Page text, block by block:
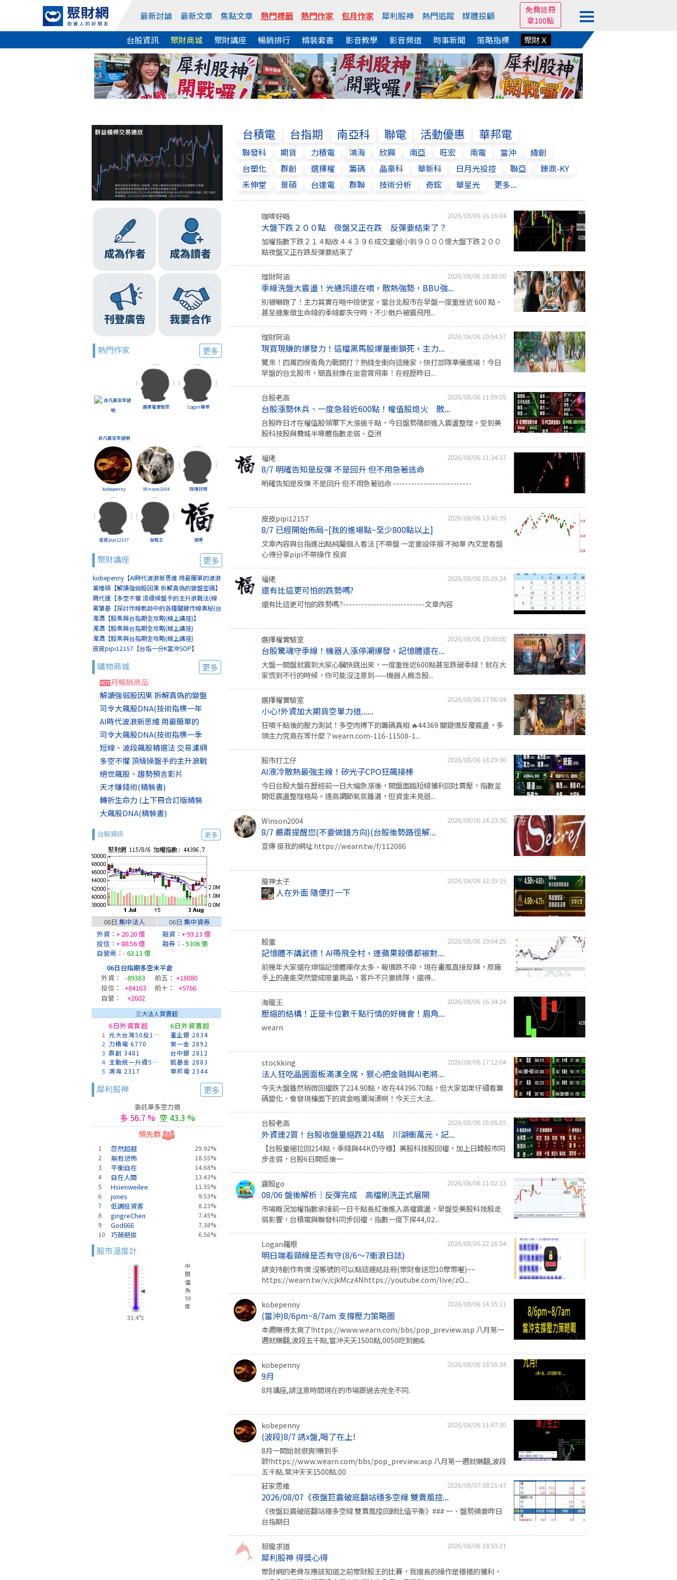
最新討論 最新文章 焦點文章 熱門標籤 熱門作家 包月作家 犀利股神 熱門追蹤 媒體投顧
免費註冊
拿100點
台股資訊 聚財商城 聚財講座 暢銷排行 精裝套書 影音教學 影音頻道 時事新聞 策略指標 聚財Ｘ
熱門作家 更多
非凡贏家李健明
選擇權實驗室 Logan羅根
kobepenny Winson2004 咖啡好喝
皮皮pipi12157 海龍王 福佬
聚財講座 更多
kobepenny【AI時代波浪新思維 用最簡單的波浪
賺最簡單的錢(線上講座)】
黃唯碩【解讀強弱股因果 拆解真偽的變盤密碼】
周代運【多空不懼 頂級操盤手的主升浪戰法(線
上講座)】
黃肇基【探討作線軌跡中的各種關鍵作線奧秘(台
北)】
濁酒【股票與台指期全攻略(線上講座)】
濁酒【股票與台指期全攻略(線上講座)
(8/2+8/9)】
濁酒【股票與台指期全攻略(線上講座)
(8/16+8/23)】
皮皮pipi12157【台指一分K當沖SOP】
購物商城 更多
月暢銷商品
解讀強弱股因果 拆解真偽的變盤
司令大飆股DNA(技術指標一年
AI時代波浪新思維 用最簡單的
司令大飆股DNA(技術指標一季
短線、波段飆股精選法 交易濾網
多空不懼 頂級操盤手的主升浪戰
絕世飆股、趨勢預言影片
天才賺錢術(精裝書)
轉折生命力 (上下冊合訂版精裝
大飆股DNA(精裝書)
台股資訊 更多
06日 集中法人
外資 ： + 20.20 億
投信 ： + 88.56 億
自營商 ： - 63.13 億
06日 集中資券
融資 ： + 93.13 億
融券 ： - 5306 張
06日台指期多空未平倉
外資：
-89383 前五： +18080
投信：
+84163 前十：
+5766
自營：
+2602
三大法人買賣超
1
2
3
4
5
6日外資買超
元大台灣50反1 00632R
力積電 6770
群創 3481
主動統一升級50 00403A
鴻海 2317
6日外資賣超
臺企銀 2834
第一金 2892
台中銀 2812
凱基金 2883
華邦電 2344
犀利股神 更多
委託單多空力道
多 56.7 % 空 43.3 %
領先群
1 忽然超越
29.92%
2
無有恐怖
18.55%
3
平衡自在
14.68%
4
自在人間
13.43%
5
Hsienweilee
11.55%
6
jones
9.53%
7
低調投資客
8.23%
8
gingreChen
7.45%
9
God666
7.38%
10
巧薇把拔 6.56%
股市溫度計
中
間
值
為
50
度
31.4°c
台積電 台指期 南亞科 聯電 活動優惠 華邦電
聯發科 期貨 力積電 鴻海 欣興 南亞 旺宏 南電 當沖
緯創
台塑化
群創 選擇權 籌碼 晶豪科 華新科 日月光投控 聯亞
臻鼎-KY
禾伸堂
景碩 台達電 群聯 技術分析 奇鋐 華星光 更多...
咖啡好喝 2026/08/06 16:16:04
大盤下跌２００點 夜盤又正在跌 反彈要結束了？
加權指數下跌２１４點收４４３９６成交量縮小到９０００億大盤下跌２００
點夜盤又正在跌反彈要結束了
理財阿涵 2026/08/06 18:30:00
季線洗盤大震盪！光通訊還在噴，散熱強勢，BBU強...
別被嚇跑了！主力其實在暗中撿便宜。當台北股市在早盤一度重挫近 600 點、
甚至連象徵生命線的季線都失守時，不少散戶被震飛甩...
理財阿涵 2026/08/06 10:54:57
現買現賺的爆發力！這檔黑馬股爆量衝鎖死，主力...
驚呆！四萬四保衛角力戰開打？熱錢全衝向這幾家，快打部隊準備進場！今日
早盤的台北股市，簡直就像在坐雲霄飛車！在經歷昨日...
台股老高 2026/08/06 11:09:05
台股漲勢休兵、一度急殺近600點！權值股熄火 散...
台股昨日才在權值股領軍下大漲逾千點，今日盤勢隨即進入震盪整理。受到美
股科技股與費城半導體指數走弱、亞洲
福佬 2026/08/06 11:34:37
8/7 明確告知是反彈 不是回升 但不用急著逃命
明確告知是反彈 不是回升 但不用急著逃命 --------------------------
皮皮pipi12157 2026/08/06 13:40:39
8/7 已經開始佈局~[我的進場點~至少800點以上]
文章內容與台指進出點純屬個人看法 [不帶盤 一定要設停損 不拗單 內文是看盤
心得分享pipi不帶操作 投資
福佬 2026/08/06 16:29:24
還有比這更可怕的跌勢嗎?
還有比這更可怕的跌勢嗎?---------------------------文章內容
選擇權實驗室 2026/08/06 19:00:00
台股驚魂守季線！機器人漲停潮爆發，記憶體還在...
大盤一開盤就震到大家心臟快跳出來，一度重挫近600點甚至跌破季線！就在大
家慌到不行的時候，你可能沒注意到——機器人概念股...
選擇權實驗室 2026/08/06 17:06:04
小心!外資加大期貨空單力道......
狂噴千點後的壓力測試！多空肉搏下的籌碼真相 🔥44369 關鍵價反覆震盪，多
頭主力究竟在等什麼？wearn.com-116-11508-1...
股市打工仔 2026/08/06 18:29:30
AI液冷散熱最強主線！矽光子CPO狂飆接棒
今日台股大盤在歷經前一日大幅急漲後，開盤面臨短線獲利回吐賣壓，指數呈
開低震盪整理格局。逢高調節氣氛雖濃，但資金未見退...
Winson2004 2026/08/06 14:23:36
8/7 嚴肅提醒您(不要做錯方向)(台股後勢路徑解...
宣傳 挺我的網址 https://wearn.tw/f/112086
龍神太子 2026/08/06 12:39:15
人在外面 隨便打一下
股童 2026/08/06 19:04:25
記憶體不講武德！AI帶飛全村，連蘋果殺價都被對...
前幾年大家還在煩惱記憶體庫存太多、報價跌不停，現在畫風直接反轉，原廠
手上的產能突然變成限量商品，客戶不只要排隊，還得...
海龍王 2026/08/06 16:34:24
壓縮的結構！正是卡位數千點行情的好機會！眉角...
wearn
stockking 2026/08/06 17:12:04
法人狂吃晶圓面板滿漢全席，狠心把金融與AI老將...
今天大盤雖然稍微回檔跌了214.90點，收在44396.70點，但大家如果仔細看籌
碼變化，會發現檯面下的資金暗潮洶湧啊！今天三大法...
台股老高 2026/08/06 16:05:55
外資連2買！台股收盤量縮跌214點 川湖衝萬元、記...
【台股量縮拉回214點，季線與44K仍守穩】美股科技股回檔，加上日韓股市同
步走弱，台股6日開低後一
露股go 2026/08/06 21:02:13
08/06 盤後解析｜反彈完成 高檔刷洗正式展開
市場概況加權指數承接前一日千點長紅後進入高檔震盪，早盤受美股科技股走
弱影響，台積電與聯發科同步回檔，指數一度下探44,02...
Logan羅根 2026/08/06 22:16:54
明日端看頸線是否有守(8/6～7衝浪日誌)
請支持創作有價 沒帳號的可以點這連結註冊(聚財會送您10聚幣喔)~~
https://wearn.tw/v/cjkMcz4Nhttps://youtube.com/live/zO...
kobepenny 2026/08/06 14:35:11
(當沖)8/6pm~8/7am 支撐壓力策略圖
本週賺得太爽了!https://www.wearn.com/bbs/pop_preview.asp 八月第一
週就賺翻,波段五千點,當沖天天1500點,0050吃到飽&
kobepenny 2026/08/06 18:55:34
9月
8月講座,請注意時間現在的市場跟過去完全不同.
kobepenny 2026/08/06 11:47:30
(波段)8/7 誘x盤,喝了在上!
8月一開始就很爽!賺到手
軟!https://www.wearn.com/bbs/pop_preview.asp 八月第一週就賺翻,波段
五千點,當沖天天1500點,00
莊家思維
2026/08/07 08:21:47
2026/08/07《夜盤巨震破底翻站穩多空線 雙賣風控...
《夜盤巨震破底翻站穩多空線 雙賣風控回歸比值平衡》### 一、盤勢摘要昨日
台指期日
殺龍求道 2026/08/06 18:59:21
犀利股神 得獎心得
聚財網的老骨灰應該知道之前聚財股王的比賽，我擅長的操作是穩穩的獲利，